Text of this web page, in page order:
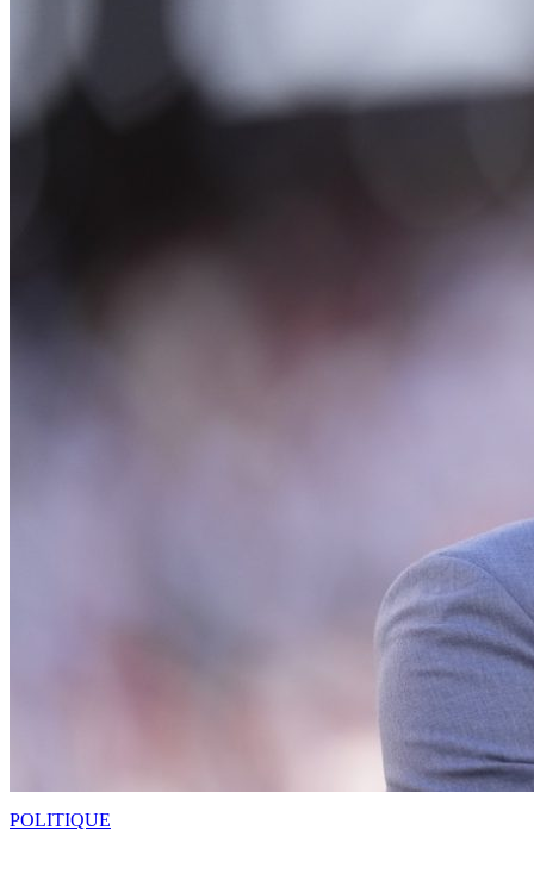
POLITIQUE